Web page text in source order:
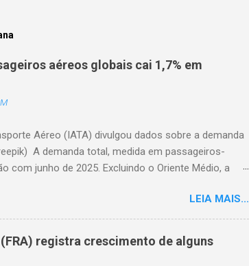
aéreos globais cai 1,7% em
Aéreo (IATA) divulgou dados sobre a demanda
A demanda total, medida em passageiros-
com junho de 2025. Excluindo o Oriente Médio, a
foi de 84,2% (-0,4 ponto percentual em comparação
em comparação com junho de 2025. Excluindo o
diminuiu 0,6% em relação ao ano anterior, e o fator
comparação com junho de 2025). A demanda
LEIA MAIS...
registra crescimento de alguns